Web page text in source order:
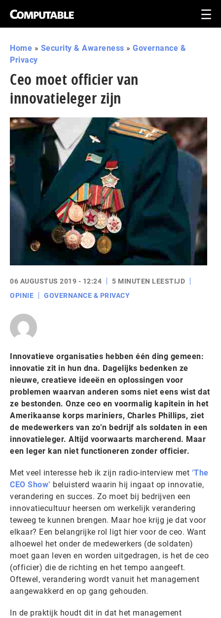
Home » Security & Awareness » Governance &
Privacy
Ceo moet officier van
innovatieleger zijn
06 AUGUSTUS 2019 - 12:24
5 MINUTEN LEESTIJD
OPINIE
GOVERNANCE & PRIVACY
Innovatieve organisaties hebben één ding gemeen:
innovatie zit in hun dna. Dagelijks bedenken ze
nieuwe, creatieve ideeën en oplossingen voor
problemen waarvan anderen soms niet eens wist dat
ze bestonden. Onze ceo en voormalig kapitein in het
Amerikaanse korps mariniers, Charles Phillips, ziet
de medewerkers van zo’n bedrijf als soldaten in een
innovatieleger. Altijd voorwaarts marcherend. Maar
een leger kan niet functioneren zonder officier.
Met veel interesse heb ik zijn radio-interview met ‘The
CEO Show’ beluisterd waarin hij ingaat op innovatie,
verandering en succes. Zo moet bij bedrijven een
innovatiecultuur heersen om werkelijk verandering
teweeg te kunnen brengen. Maar hoe krijg je dat voor
elkaar? Een belangrijke rol ligt hier voor de ceo. Want
alhoewel het onder de medewerkers (de soldaten)
moet gaan leven en worden uitgedragen, is het de ceo
(officier) die de richting en het tempo aangeeft.
Oftewel, verandering wordt vanuit het management
aangewakkerd en op gang gehouden.
In de praktijk houdt dit in dat het management